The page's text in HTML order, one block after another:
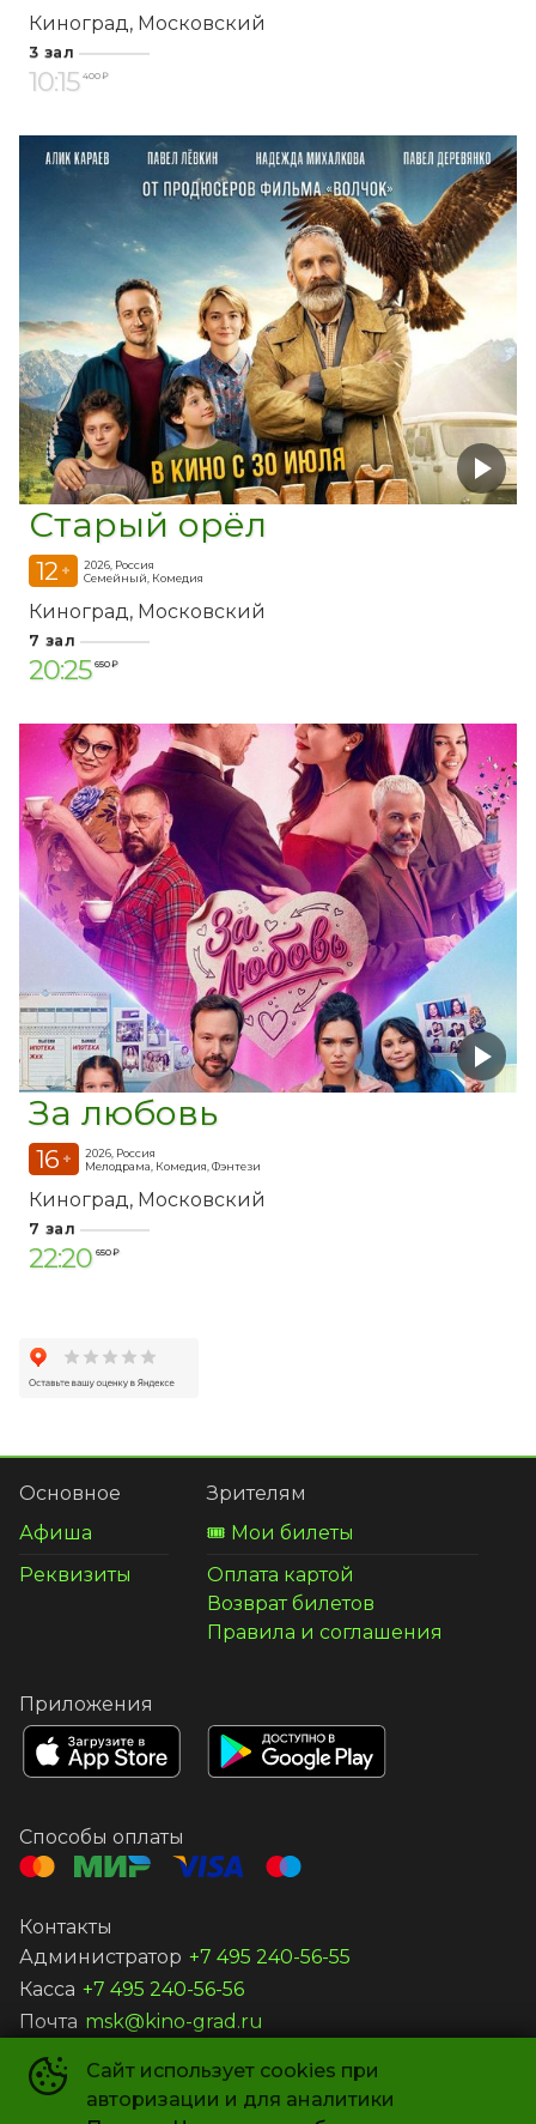
Киноград Московский
3 зал
10:15 400 ₽
Старый орёл
12 +
2026, Россия
Семейный, Комедия
Киноград Московский
7 зал
20:25 650 ₽
За любовь
16 +
2026, Россия
Мелодрама, Комедия, Фэнтези
Киноград Московский
7 зал
22:20 650 ₽
Сайт использует cookies при
авторизации и для аналитики
Основное
Афиша
Реквизиты
Зрителям
🎟️ Мои билеты
Оплата картой
Возврат билетов
Правила и соглашения
Приложения
Способы оплаты
Контакты
Администратор +7 495 240-56-55
Касса +7 495 240-56-56
Почта msk@kino-grad.ru
ООО «КИНОГРАД-В» ©2019-2026